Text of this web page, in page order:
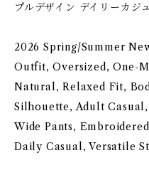
プルデザイン デイリーカジ
2026 Spring/Summer
Outfit, Oversized, One-
Natural, Relaxed Fit,
Silhouette, Adult
Wide Pants,
Daily Casual, Versatile